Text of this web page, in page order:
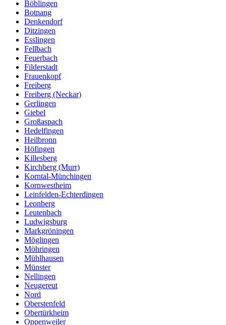
Böblingen
Botnang
Denkendorf
Ditzingen
Esslingen
Fellbach
Feuerbach
Filderstadt
Frauenkopf
Freiberg
Freiberg (Neckar)
Gerlingen
Giebel
Großaspach
Hedelfingen
Heilbronn
Höfingen
Killesberg
Kirchberg (Murr)
Korntal-Münchingen
Kornwestheim
Leinfelden-Echterdingen
Leonberg
Leutenbach
Ludwigsburg
Markgröningen
Möglingen
Möhringen
Mühlhausen
Münster
Nellingen
Neugereut
Nord
Oberstenfeld
Obertürkheim
Oppenweiler